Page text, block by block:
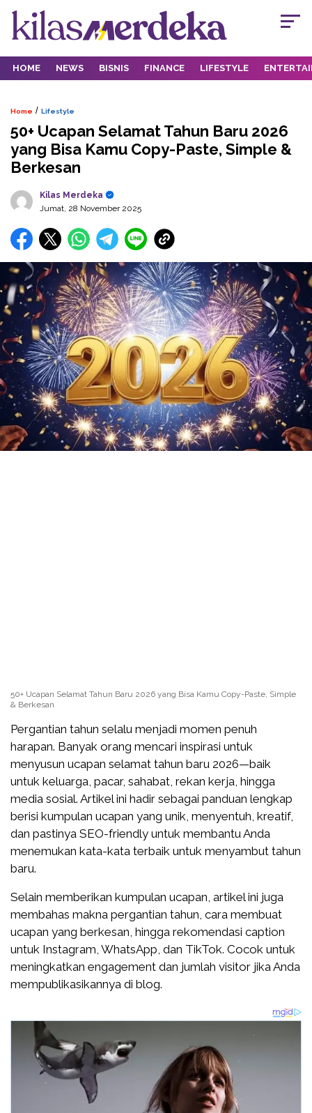
HOME NEWS BISNIS FINANCE LIFESTYLE
Home / Lifestyle
50+ Ucapan Selamat Tahun Baru 2026
yang Bisa Kamu Copy-Paste, Simple &
Berkesan
Kilas Merdeka
Jumat, 28 November 2025
50+ Ucapan Selamat Tahun Baru 2026 yang Bisa Kamu Copy-Paste, Simple
& Berkesan
Pergantian tahun selalu menjadi momen penuh
harapan. Banyak orang mencari inspirasi untuk
menyusun ucapan selamat tahun baru 2026—baik
untuk keluarga, pacar, sahabat, rekan kerja, hingga
media sosial. Artikel ini hadir sebagai panduan lengkap
berisi kumpulan ucapan yang unik, menyentuh, kreatif,
dan pastinya SEO-friendly untuk membantu Anda
menemukan kata-kata terbaik untuk menyambut tahun
baru.
Selain memberikan kumpulan ucapan, artikel ini juga
membahas makna pergantian tahun, cara membuat
ucapan yang berkesan, hingga rekomendasi caption
untuk Instagram, WhatsApp, dan TikTok. Cocok untuk
meningkatkan engagement dan jumlah visitor jika Anda
mempublikasikannya di blog.